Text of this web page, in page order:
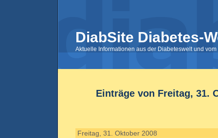
DiabSite Diabetes-
Aktuelle Informationen aus der Diabeteswelt und
Einträge von Freitag, 31.
Freitag, 31. Oktober 2008